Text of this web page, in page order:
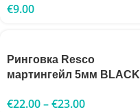
€9.00
Ринговка Resco
мартингейл 5мм BLACK
€22.00–€23.00